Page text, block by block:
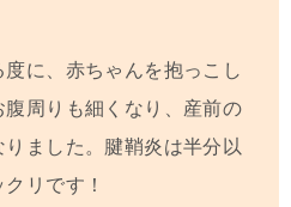
に、赤ちゃんを抱っこし
周りも細くなり、産前の
ました。腱鞘炎は半分以
リです！